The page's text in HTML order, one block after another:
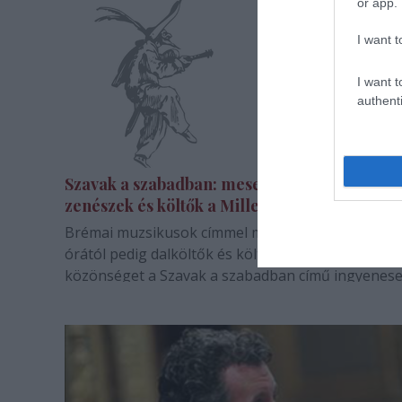
I want
I want
díjazás 31 éves történetében…
Szavak a szabadban: meseelőadás,
zenészek és költők a Millenárison
Brémai muzsikusok címmel meseelőadás délután,
órától pedig dalköltők és költő-dalnokok estje
közönséget a Szavak a szabadban című